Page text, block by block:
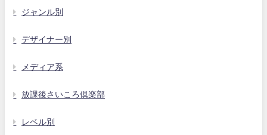
ジャンル別
デザイナー別
メディア系
放課後さいころ倶楽部
レベル別